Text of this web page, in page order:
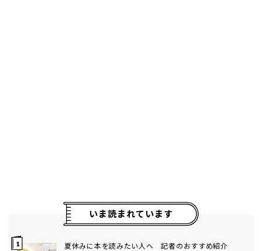
いま読まれています
夏休みに本を読みたい人へ 記者のおすすめ紹介